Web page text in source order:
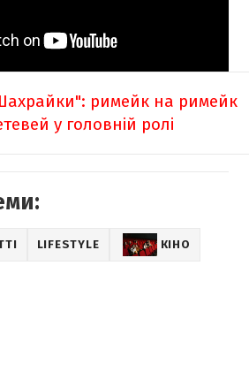
римейк на римейк
у головній ролі
LIFESTYLE КІНО